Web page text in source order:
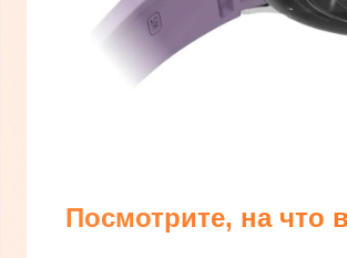
Посмотрите, на что